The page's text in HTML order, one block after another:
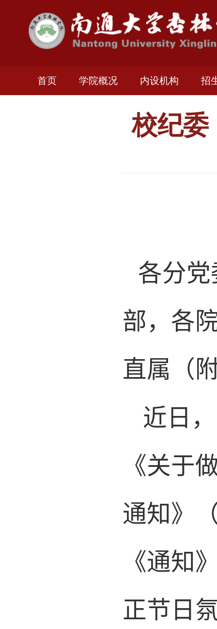
首页 学院概况 内设机构 招
校纪委
各分
部，各
直属（
近日，
《关于
通知》
《通知
正节日